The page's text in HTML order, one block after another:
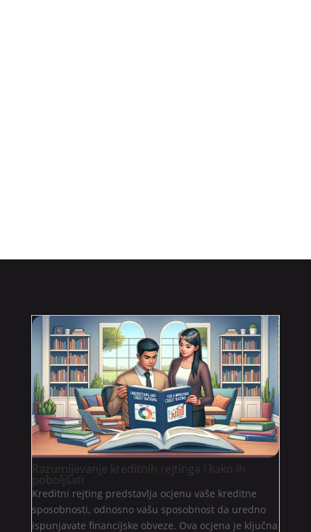
Razumijevanje kreditnih rejtinga i kako ih
poboljšati
Kreditni rejting predstavlja ocjenu vaše kreditne
sposobnosti, odnosno vašu sposobnost da uredno
ispunjavate financijske obveze. Ova ocjena je ključna